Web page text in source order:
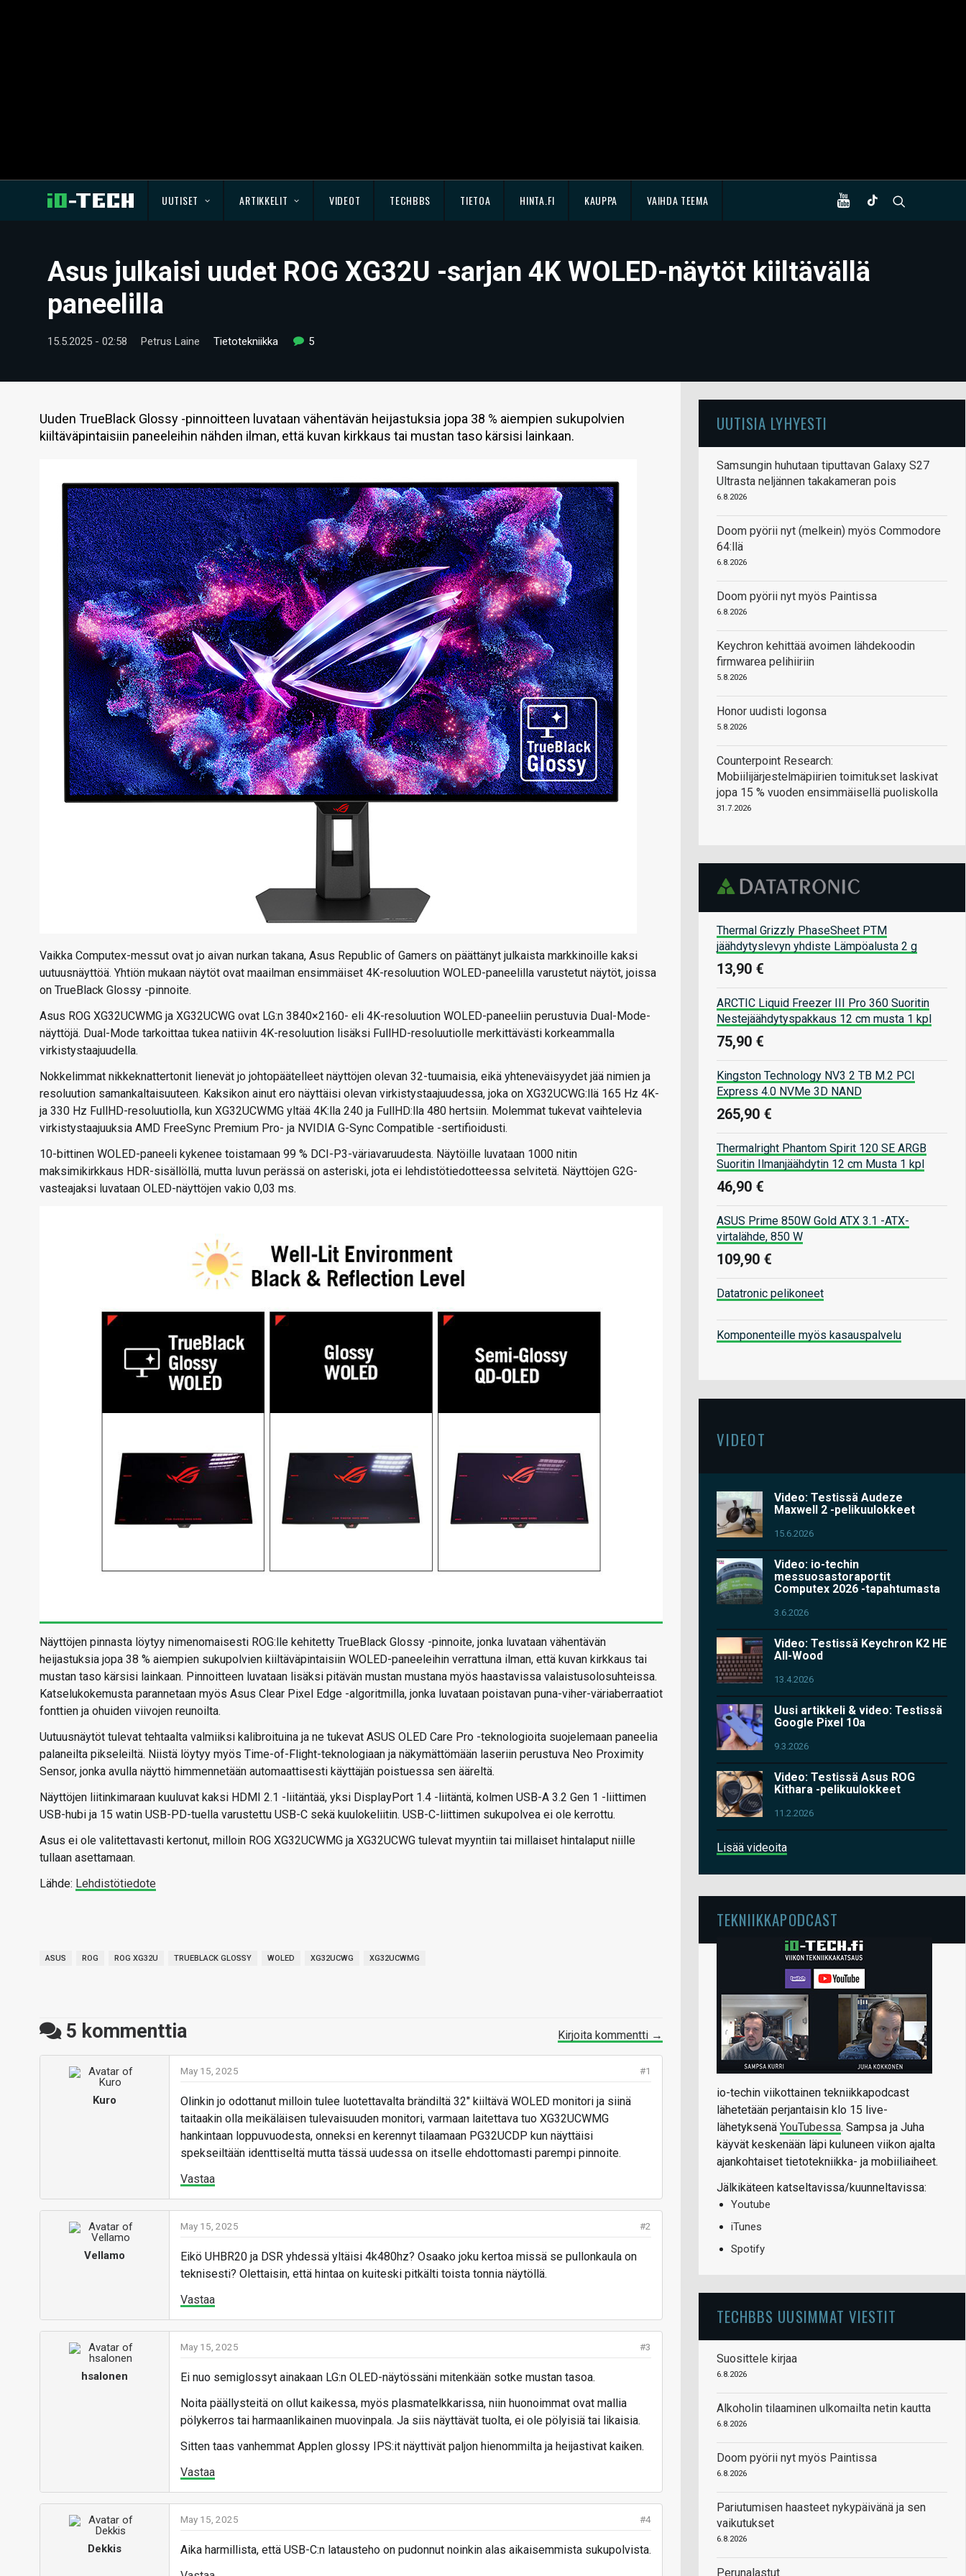
UUTISET ARTIKKELIT VIDEOT TECHBBS TIETOA HINTA.FI KAUPPA VAIHDA TEEMA
Asus julkaisi uudet ROG XG32U -sarjan 4K WOLED-näytöt kiiltävällä
paneelilla
15.5.2025 - 02:58 Petrus Laine Tietotekniikka 5
Uuden TrueBlack Glossy -pinnoitteen luvataan vähentävän heijastuksia jopa 38 % aiempien sukupolvien
kiiltäväpintaisiin paneeleihin nähden ilman, että kuvan kirkkaus tai mustan taso kärsisi lainkaan.
Vaikka Computex-messut ovat jo aivan nurkan takana, Asus Republic of Gamers on päättänyt julkaista markkinoille kaksi
uutuusnäyttöä. Yhtiön mukaan näytöt ovat maailman ensimmäiset 4K-resoluution WOLED-paneelilla varustetut näytöt, joissa
on TrueBlack Glossy -pinnoite.
Asus ROG XG32UCWMG ja XG32UCWG ovat LG:n 3840×2160- eli 4K-resoluution WOLED-paneeliin perustuvia Dual-Mode-
näyttöjä. Dual-Mode tarkoittaa tukea natiivin 4K-resoluution lisäksi FullHD-resoluutiolle merkittävästi korkeammalla
virkistystaajuudella.
Nokkelimmat nikkeknattertonit lienevät jo johtopäätelleet näyttöjen olevan 32-tuumaisia, eikä yhteneväisyydet jää nimien ja
resoluution samankaltaisuuteen. Kaksikon ainut ero näyttäisi olevan virkistystaajuudessa, joka on XG32UCWG:llä 165 Hz 4K-
ja 330 Hz FullHD-resoluutiolla, kun XG32UCWMG yltää 4K:lla 240 ja FullHD:lla 480 hertsiin. Molemmat tukevat vaihtelevia
virkistystaajuuksia AMD FreeSync Premium Pro- ja NVIDIA G-Sync Compatible -sertifioidusti.
10-bittinen WOLED-paneeli kykenee toistamaan 99 % DCI-P3-väriavaruudesta. Näytöille luvataan 1000 nitin
maksimikirkkaus HDR-sisällöllä, mutta luvun perässä on asteriski, jota ei lehdistötiedotteessa selvitetä. Näyttöjen G2G-
vasteajaksi luvataan OLED-näyttöjen vakio 0,03 ms.
Näyttöjen pinnasta löytyy nimenomaisesti ROG:lle kehitetty TrueBlack Glossy -pinnoite, jonka luvataan vähentävän
heijastuksia jopa 38 % aiempien sukupolvien kiiltäväpintaisiin WOLED-paneeleihin verrattuna ilman, että kuvan kirkkaus tai
mustan taso kärsisi lainkaan. Pinnoitteen luvataan lisäksi pitävän mustan mustana myös haastavissa valaistusolosuhteissa.
Katselukokemusta parannetaan myös Asus Clear Pixel Edge -algoritmilla, jonka luvataan poistavan puna-viher-väriaberraatiot
fonttien ja ohuiden viivojen reunoilta.
Uutuusnäytöt tulevat tehtaalta valmiiksi kalibroituina ja ne tukevat ASUS OLED Care Pro -teknologioita suojelemaan paneelia
palaneilta pikseleiltä. Niistä löytyy myös Time-of-Flight-teknologiaan ja näkymättömään laseriin perustuva Neo Proximity
Sensor, jonka avulla näyttö himmennetään automaattisesti käyttäjän poistuessa sen ääreltä.
Näyttöjen liitinkimaraan kuuluvat kaksi HDMI 2.1 -liitäntää, yksi DisplayPort 1.4 -liitäntä, kolmen USB-A 3.2 Gen 1 -liittimen
USB-hubi ja 15 watin USB-PD-tuella varustettu USB-C sekä kuulokeliitin. USB-C-liittimen sukupolvea ei ole kerrottu.
Asus ei ole valitettavasti kertonut, milloin ROG XG32UCWMG ja XG32UCWG tulevat myyntiin tai millaiset hintalaput niille
tullaan asettamaan.
Lähde: Lehdistötiedote
ASUS ROG ROG XG32U TRUEBLACK GLOSSY WOLED XG32UCWG XG32UCWMG
5 kommenttia Kirjoita kommentti →
Kuro
#1
May 15, 2025
Olinkin jo odottanut milloin tulee luotettavalta brändiltä 32" kiiltävä WOLED monitori ja siinä
taitaakin olla meikäläisen tulevaisuuden monitori, varmaan laitettava tuo XG32UCWMG
hankintaan loppuvuodesta, onneksi en kerennyt tilaamaan PG32UCDP kun näyttäisi
spekseiltään identtiseltä mutta tässä uudessa on itselle ehdottomasti parempi pinnoite.
Vastaa
Vellamo
#2
May 15, 2025
Eikö UHBR20 ja DSR yhdessä yltäisi 4k480hz? Osaako joku kertoa missä se pullonkaula on
teknisesti? Olettaisin, että hintaa on kuiteski pitkälti toista tonnia näytöllä.
Vastaa
hsalonen
#3
May 15, 2025
Ei nuo semiglossyt ainakaan LG:n OLED-näytössäni mitenkään sotke mustan tasoa.
Noita päällysteitä on ollut kaikessa, myös plasmatelkkarissa, niin huonoimmat ovat mallia
pölykerros tai harmaanlikainen muovinpala. Ja siis näyttävät tuolta, ei ole pölyisiä tai likaisia.
Sitten taas vanhemmat Applen glossy IPS:it näyttivät paljon hienommilta ja heijastivat kaiken.
Vastaa
Dekkis
#4
May 15, 2025
Aika harmillista, että USB-C:n latausteho on pudonnut noinkin alas aikaisemmista sukupolvista.
UUTISIA LYHYESTI
Samsungin huhutaan tiputtavan Galaxy S27
Ultrasta neljännen takakameran pois
6.8.2026
Doom pyörii nyt (melkein) myös Commodore
64:llä
6.8.2026
Doom pyörii nyt myös Paintissa
6.8.2026
Keychron kehittää avoimen lähdekoodin
firmwarea pelihiiriin
5.8.2026
Honor uudisti logonsa
5.8.2026
Counterpoint Research:
Mobiilijärjestelmäpiirien toimitukset laskivat
jopa 15 % vuoden ensimmäisellä puoliskolla
31.7.2026
Thermal Grizzly PhaseSheet PTM
jäähdytyslevyn yhdiste Lämpöalusta 2 g
13,90 €
ARCTIC Liquid Freezer III Pro 360 Suoritin
Nestejäähdytyspakkaus 12 cm musta 1 kpl
75,90 €
Kingston Technology NV3 2 TB M.2 PCI
Express 4.0 NVMe 3D NAND
265,90 €
Thermalright Phantom Spirit 120 SE ARGB
Suoritin Ilmanjäähdytin 12 cm Musta 1 kpl
46,90 €
ASUS Prime 850W Gold ATX 3.1 -ATX-
virtalähde, 850 W
109,90 €
Datatronic pelikoneet
Komponenteille myös kasauspalvelu
VIDEOT
Video: Testissä Audeze
Maxwell 2 -pelikuulokkeet
15.6.2026
Video: io-techin
messuosastoraportit
Computex 2026 -tapahtumasta
3.6.2026
Video: Testissä Keychron K2 HE
All-Wood
13.4.2026
Uusi artikkeli & video: Testissä
Google Pixel 10a
9.3.2026
Video: Testissä Asus ROG
Kithara -pelikuulokkeet
11.2.2026
Lisää videoita
TEKNIIKKAPODCAST
io-techin viikottainen tekniikkapodcast
lähetetään perjantaisin klo 15 live-
lähetyksenä YouTubessa. Sampsa ja Juha
käyvät keskenään läpi kuluneen viikon ajalta
ajankohtaiset tietotekniikka- ja mobiiliaiheet.
Jälkikäteen katseltavissa/kuunneltavissa:
Youtube
iTunes
Spotify
TECHBBS UUSIMMAT VIESTIT
Suosittele kirjaa
6.8.2026
Alkoholin tilaaminen ulkomailta netin kautta
6.8.2026
Doom pyörii nyt myös Paintissa
6.8.2026
Pariutumisen haasteet nykypäivänä ja sen
vaikutukset
6.8.2026
Perunalastut